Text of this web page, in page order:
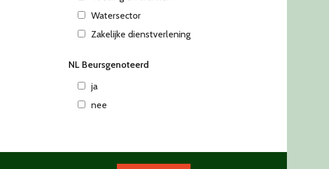
Watersector
Zakelijke dienstverlening
NL Beursgenoteerd
ja
nee